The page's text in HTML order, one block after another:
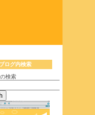
ブログ内検索
検索